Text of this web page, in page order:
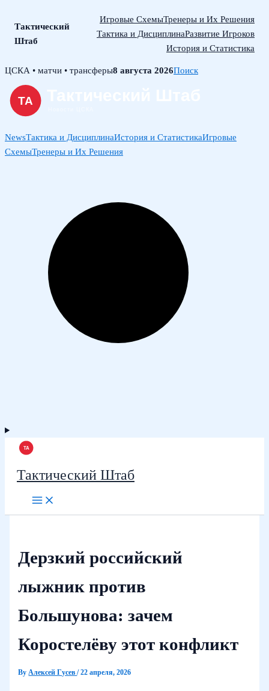
Тактический
Штаб
Игровые СхемыТренеры и Их Решения
Тактика и ДисциплинаРазвитие Игроков
История и Статистика
Skip
content
ЦСКА • матчи • трансферы8 августа 2026Поиск
NewsТактика и ДисциплинаИстория и СтатистикаИгровые
СхемыТренеры и Их Решения
Тактический Штаб
Дерзкий российский
лыжник против
Большунова: зачем
Коростелёву этот конфликт
ByАлексей Гусев/22 апреля, 2026